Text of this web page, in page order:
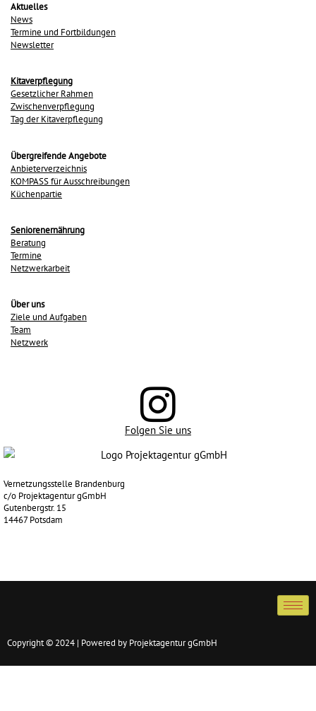
Aktuelles
News
Termine und Fortbildungen
Newsletter
Kitaverpflegung
Gesetzlicher Rahmen
Zwischenverpflegung
Tag der Kitaverpflegung
Übergreifende Angebote
Anbieterverzeichnis
KOMPASS für Ausschreibungen
Küchenpartie
Seniorenernährung
Beratung
Termine
Netzwerkarbeit
Über uns
Ziele und Aufgaben
Team
Netzwerk
Folgen Sie uns
Vernetzungsstelle Brandenburg
c/o Projektagentur gGmbH
Gutenbergstr. 15
14467 Potsdam
Copyright © 2024 | Powered by Projektagentur gGmbH